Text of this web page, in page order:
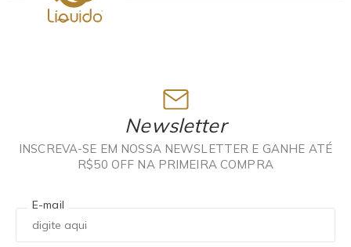
Newsletter
INSCREVA-SE EM NOSSA NEWSLETTER E GANHE ATÉ
R$50 OFF NA PRIMEIRA COMPRA
E-mail